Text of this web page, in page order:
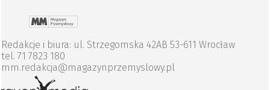
Redakcje i biura: ul. Strzegomska 42AB 53-611 Wrocław
tel. 71 7823 180
mm.redakcja@magazynprzemyslowy.pl